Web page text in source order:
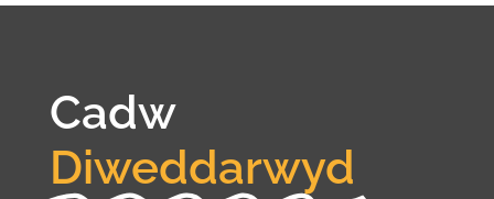
Cadw
Diweddarwyd